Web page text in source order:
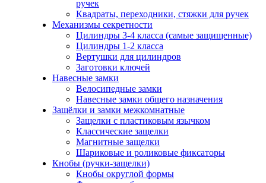
ручек
Квадраты, переходники, стяжки для ручек
Механизмы секретности
Цилиндры 3-4 класса (самые защищенные)
Цилиндры 1-2 класса
Вертушки для цилиндров
Заготовки ключей
Навесные замки
Велосипедные замки
Навесные замки общего назначения
Защёлки и замки межкомнатные
Защелки с пластиковым язычком
Классические защелки
Магнитные защелки
Шариковые и роликовые фиксаторы
Кнобы (ручки-защелки)
Кнобы округлой формы